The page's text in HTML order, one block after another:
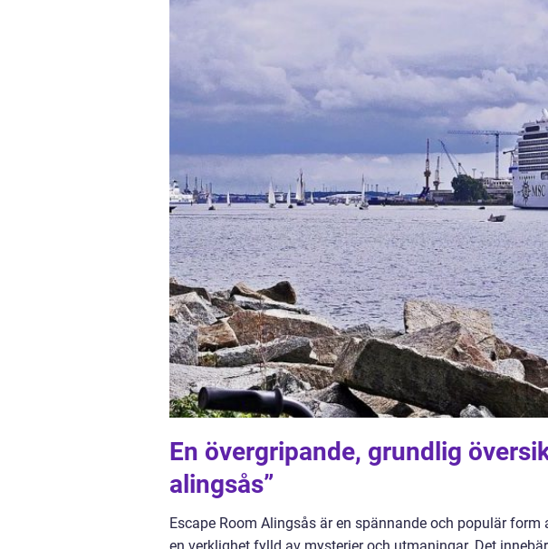
En övergripande, grundlig
alingsås”
Escape Room Alingsås är en spännande och populär